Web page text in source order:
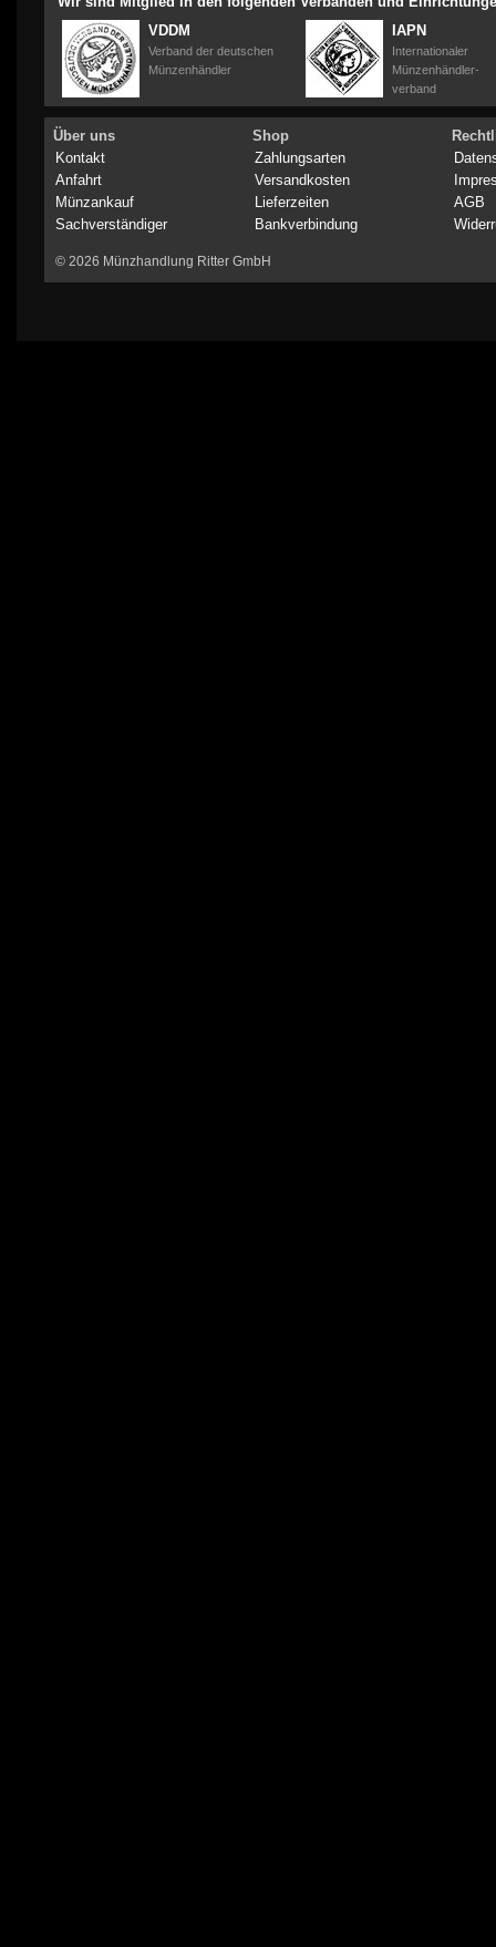
VDDM
Verband der deutschen
Münzenhändler
IAPN
Internationaler
Münzenhändler-
verband
Über uns
Kontakt
Anfahrt
Münzankauf
Sachverständiger
Shop
Zahlungsarten
Versandkosten
Lieferzeiten
Bankverbindung
AGB
© 2026 Münzhandlung Ritter GmbH